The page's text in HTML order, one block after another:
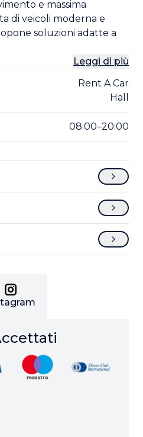
e massima
di veicoli moderna e
soluzioni adatte a
Leggi di più
Rent A Car
Hall
08:00–20:00